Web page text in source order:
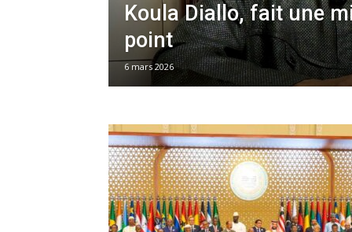
Koula Diallo, fait une
point
6 mars 2026